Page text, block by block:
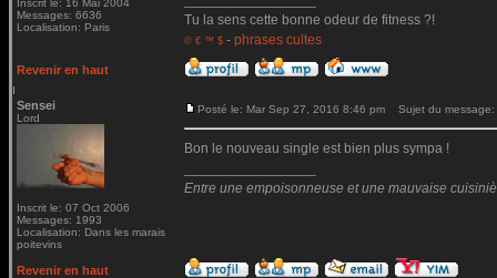
Inscrit le: 16 Mai 2004
Messages: 6636
Localisation: Paris
Tu la sens cette bonne odeur de fitness ?!
© € ™ $ - phrases cultes
Revenir en haut
Sensei
Lord
Inscrit le: 07 Oct 2006
Messages: 1993
Localisation: Dans les marais
poitevins
Posté le: Mar Sep 27, 2016 8:46 pm Sujet du message:
Bon le nouveau single est bien plus sympa !
Entre une empoisonneuse et une mauvaise
Revenir en haut